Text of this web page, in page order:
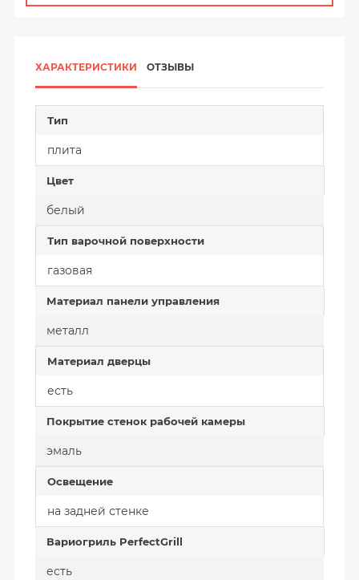
ХАРАКТЕРИСТИКИ ОТЗЫВЫ
Тип
плита
Цвет
белый
Тип варочной поверхности
газовая
Материал панели управления
металл
Материал дверцы
есть
Покрытие стенок рабочей камеры
эмаль
Освещение
на задней стенке
Вариогриль PerfectGrill
есть